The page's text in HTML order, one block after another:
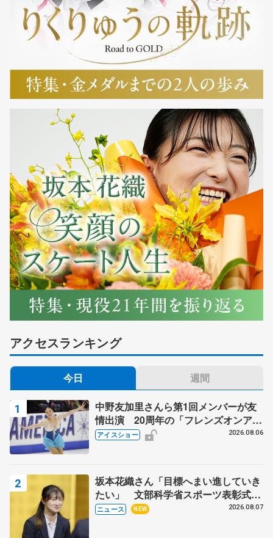
アクセスランキング
今日 週間
中野友加里さんら第1回メンバーが友
情出演 20周年の「フレンズオンアイ
ス」 宮本賢二さん、有川梨絵さん、
アイスショー 2026.08.06
坂本花織さん「目標へまい進していき
たい」 文部科学省スポーツ表彰式で
代表謝辞
ニュース NEW 2026.08.07